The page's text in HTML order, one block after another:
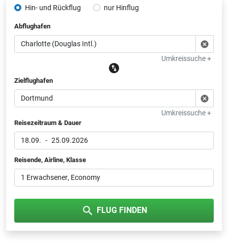
Hin- und Rückflug nur Hinflug
Abflughafen
Umkreissuche +
Zielflughafen
Umkreissuche +
Reisezeitraum & Dauer
18.09. - 25.09.2026
Reisende, Airline, Klasse
1 Erwachsener, Economy
FLUG FINDEN